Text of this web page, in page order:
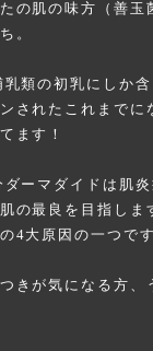
の肌の味方（善玉
。
類の初乳にしか含
されたこれまでに
ます！
ーマダイドは肌炎
の最良を目指しま
4大原因の一つです
きが気になる方、